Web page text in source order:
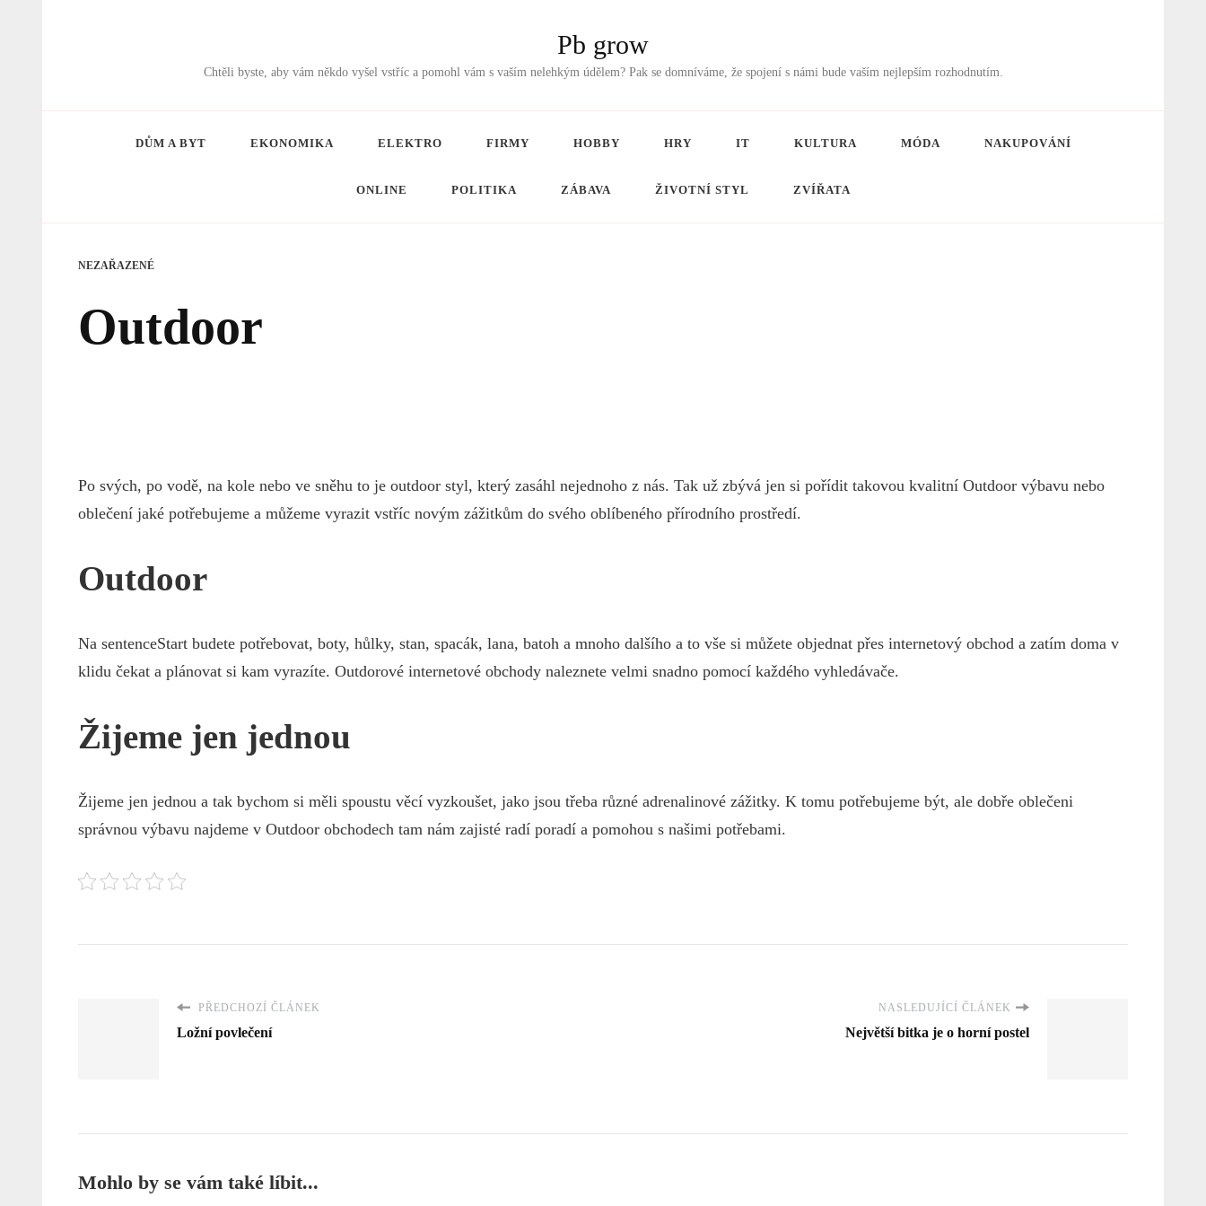
Pb grow
Chtěli byste, aby vám někdo vyšel vstříc a pomohl vám s vaším nelehkým údělem? Pak se domníváme, že spojení s námi bude vaším nejlepším rozhodnutím.
DŮM A BYT EKONOMIKA ELEKTRO FIRMY HOBBY HRY IT KULTURA MÓDA NAKUPOVÁNÍ
ONLINE POLITIKA ZÁBAVA ŽIVOTNÍ STYL ZVÍŘATA
NEZAŘAZENÉ
Outdoor
Po svých, po vodě, na kole nebo ve sněhu to je outdoor styl, který zasáhl nejednoho z nás. Tak už zbývá jen si pořídit takovou kvalitní Outdoor výbavu nebo
oblečení jaké potřebujeme a můžeme vyrazit vstříc novým zážitkům do svého oblíbeného přírodního prostředí.
Outdoor
Na sentenceStart budete potřebovat, boty, hůlky, stan, spacák, lana, batoh a mnoho dalšího a to vše si můžete objednat přes internetový obchod a zatím doma v
klidu čekat a plánovat si kam vyrazíte. Outdorové internetové obchody naleznete velmi snadno pomocí každého vyhledávače.
Žijeme jen jednou
Žijeme jen jednou a tak bychom si měli spoustu věcí vyzkoušet, jako jsou třeba různé adrenalinové zážitky. K tomu potřebujeme být, ale dobře oblečeni
správnou výbavu najdeme v Outdoor obchodech tam nám zajisté radí poradí a pomohou s našimi potřebami.
PŘEDCHOZÍ ČLÁNEK
Ložní povlečení
NASLEDUJÍCÍ ČLÁNEK
Největší bitka je o horní postel
Mohlo by se vám také líbit...